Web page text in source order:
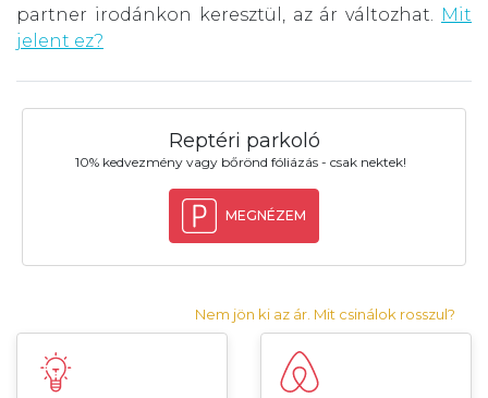
partner irodánkon keresztül, az ár változhat. Mit
jelent ez?
Reptéri parkoló
10% kedvezmény vagy bőrönd fóliázás - csak nektek!
MEGNÉZEM
Nem jön ki az ár. Mit csinálok rosszul?